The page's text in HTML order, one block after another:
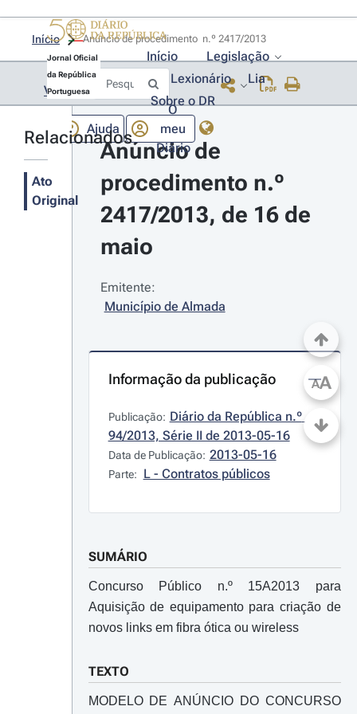
Jornal Oficial
da República
Portuguesa
Início
Legislação
Lexionário
Lia
Sobre o DR
Ajuda
O
meu
Diário
Início
Voltar
Relacionados
Ato
Original
Anúncio de
procedimento n.º
2417/2013, de 16 de
maio
Emitente:
Município de Almada
Informação da publicação
Publicação: Diário da República n.º
94/2013, Série II de 2013-05-16
Data de Publicação: 2013-05-16
Parte: L - Contratos públicos
SUMÁRIO
Concurso Público n.º 15A2013 para
Aquisição de equipamento para criação de
novos links em fibra ótica ou wireless
TEXTO
MODELO DE ANÚNCIO DO CONCURSO
AA